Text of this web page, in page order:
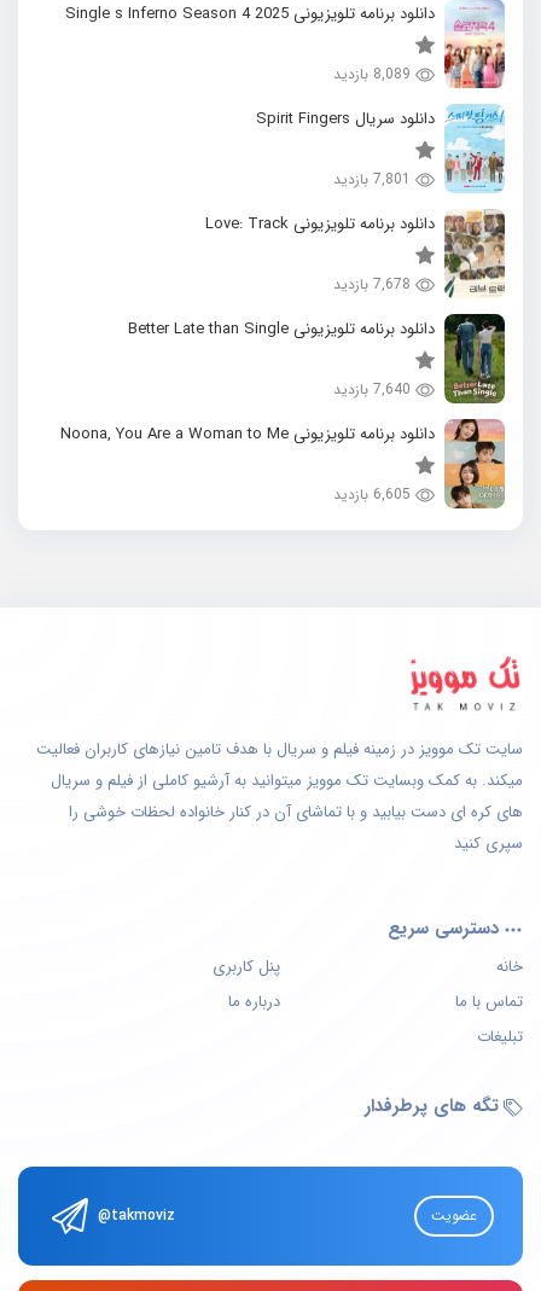
دانلود برنامه تلویزیونی 2025 Single s Inferno Season 4
8,089 بازدید
دانلود سریال Spirit Fingers
7,801 بازدید
دانلود برنامه تلویزیونی Love: Track
7,678 بازدید
دانلود برنامه تلویزیونی Better Late than Single
7,640 بازدید
دانلود برنامه تلویزیونی Noona, You Are a Woman to Me
6,605 بازدید
سایت تک موویز در زمینه فیلم و سریال با هدف تامین نیازهای کاربران فعالیت
میکند. به کمک وبسایت تک موویز میتوانید به آرشیو کاملی از فیلم و سریال
های کره ای دست بیابید و با تماشای آن در کنار خانواده لحظات خوشی را
سپری کنید
دسترسی سریع
خانه
پنل کاربری
تماس با ما
درباره ما
تبلیغات
تگه های پرطرفدار
@takmoviz عضویت